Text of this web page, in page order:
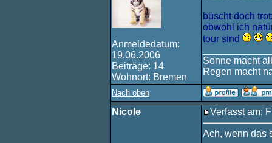
Anmeldedatum:
19.06.2006
Beiträge: 14
Wohnort: Bremen
büscht doch
obwohl ich
tour sind
Sonne macht
Regen macht
Nach oben
Nicole Verfasst am:
Ach, wenn das